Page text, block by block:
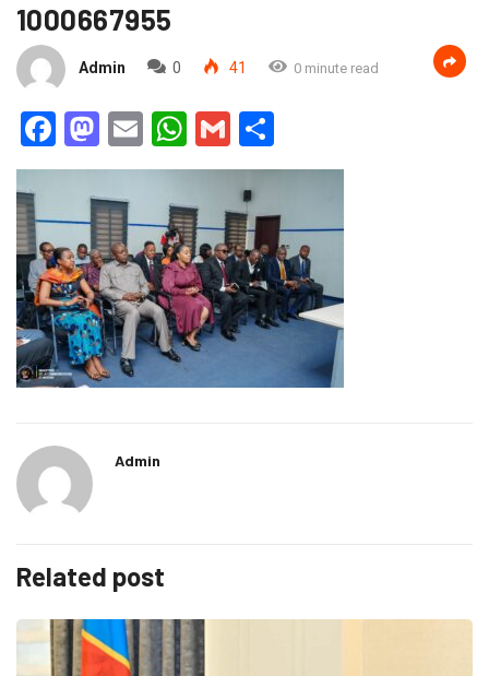
1000667955
Admin 0 41 0 minute read
Facebook
Mastodon
EmailWhatsApp
Gmail
Admin
Related post